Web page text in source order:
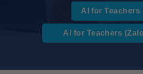
AI for Teachers
AI for Teachers